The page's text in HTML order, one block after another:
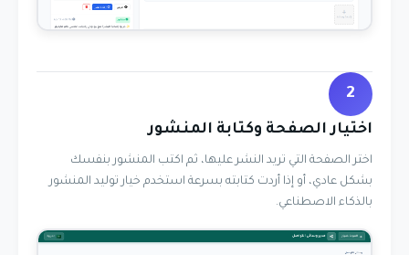
2
اختيار الصفحة وكتابة المنشور
اختر الصفحة التي تريد النشر عليها، ثم اكتب المنشور بنفسك
بشكل عادي، أو إذا أردت كتابته بسرعة استخدم خيار توليد المنشور
بالذكاء الاصطناعي.